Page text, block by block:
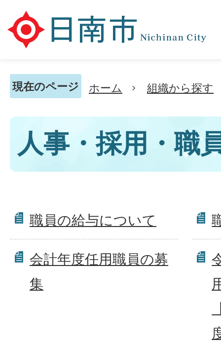
現在のページ ホーム 組織から探す
人事・採用・職
職員の給与について
会計年度任用職員の募
集